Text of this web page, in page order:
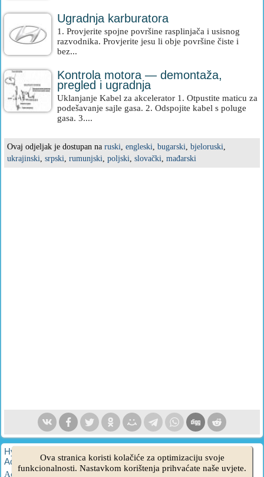
Ugradnja karburatora
1. Provjerite spojne površine rasplinjača i usisnog
razvodnika. Provjerite jesu li obje površine čiste i
bez...
Kontrola motora — demontaža,
pregled i ugradnja
Uklanjanje Kabel za akcelerator 1. Otpustite maticu za
podešavanje sajle gasa. 2. Odspojite kabel s poluge
gasa. 3....
Ovaj odjeljak je dostupan na ruski, engleski, bugarski, bjeloruski,
ukrajinski, srpski, rumunjski, poljski, slovački, mađarski
HyundaiBook.ru © 2018-2026
Administracija·Pretraživanje web mjesta·Vlasnici Hyundaija
Accent 1·Accent 2 · Accent 3·Elantra 1·Elantra 2·Elantra 3·
Ova stranica koristi kolačiće za optimizaciju svoje
funkcionalnosti. Nastavkom korištenja prihvaćate naše uvjete.